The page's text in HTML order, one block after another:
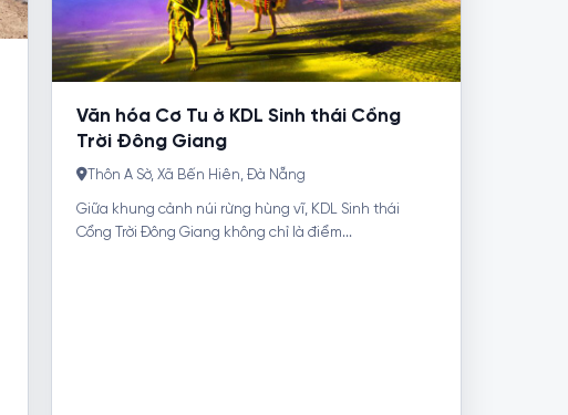
Văn hóa Cơ Tu ở KDL Sinh thái Cổng
Trời Đông Giang
Thôn A Sờ, Xã Bến Hiên, Đà Nẵng
Giữa khung cảnh núi rừng hùng vĩ, KDL Sinh thái
Cổng Trời Đông Giang không chỉ là điểm...